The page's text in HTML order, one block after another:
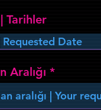
Tarihler
Aralığı